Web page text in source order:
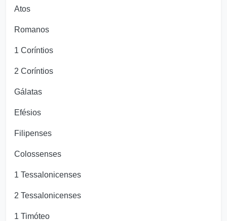
Atos
Romanos
1 Coríntios
2 Coríntios
Gálatas
Efésios
Filipenses
Colossenses
1 Tessalonicenses
2 Tessalonicenses
1 Timóteo